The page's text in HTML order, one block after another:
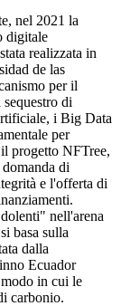
nel 2021 la
digitale
realizzata in
de las
per il
di
i Big Data
per
progetto NFTree,
di
e l'offerta di
nell'arena
basa sulla
dalla
Ecuador
in cui le
carbonio.